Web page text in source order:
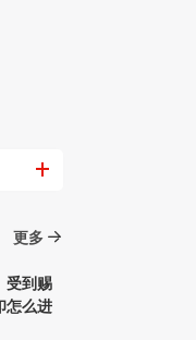
更多
受到赐
怎么进